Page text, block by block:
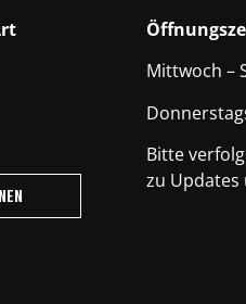
Mittwoch –
Bitte
zu Updates